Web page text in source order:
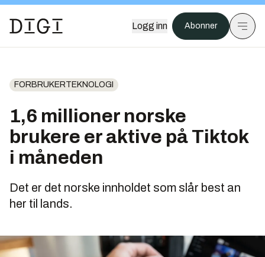
Logg inn Abonner
FORBRUKERTEKNOLOGI
1,6 millioner norske
brukere er aktive på Tiktok
i måneden
Det er det norske innholdet som slår best an
her til lands.